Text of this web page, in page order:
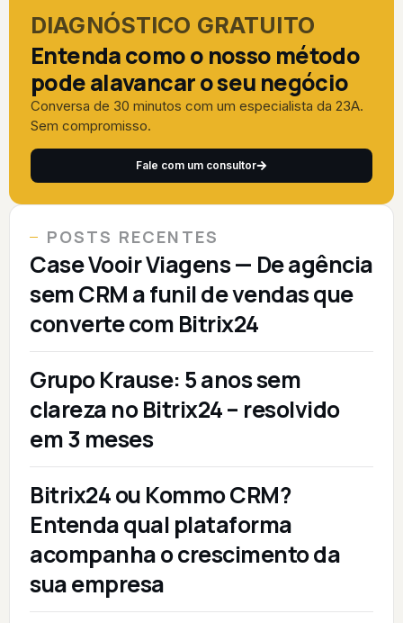
DIAGNÓSTICO GRATUITO
Entenda como o nosso método
pode alavancar o seu negócio
Conversa de 30 minutos com um especialista da 23A.
Sem compromisso.
Fale com um consultor
POSTS RECENTES
Case Vooir Viagens — De agência
sem CRM a funil de vendas que
converte com Bitrix24
Grupo Krause: 5 anos sem
clareza no Bitrix24 – resolvido
em 3 meses
Bitrix24 ou Kommo CRM?
Entenda qual plataforma
acompanha o crescimento da
sua empresa